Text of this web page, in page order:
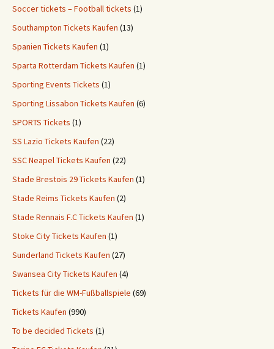
Soccer tickets – Football tickets (1)
Southampton Tickets Kaufen (13)
Spanien Tickets Kaufen (1)
Sparta Rotterdam Tickets Kaufen (1)
Sporting Events Tickets (1)
Sporting Lissabon Tickets Kaufen (6)
SPORTS Tickets (1)
SS Lazio Tickets Kaufen (22)
SSC Neapel Tickets Kaufen (22)
Stade Brestois 29 Tickets Kaufen (1)
Stade Reims Tickets Kaufen (2)
Stade Rennais F.C Tickets Kaufen (1)
Stoke City Tickets Kaufen (1)
Sunderland Tickets Kaufen (27)
Swansea City Tickets Kaufen (4)
Tickets für die WM-Fußballspiele (69)
Tickets Kaufen (990)
To be decided Tickets (1)